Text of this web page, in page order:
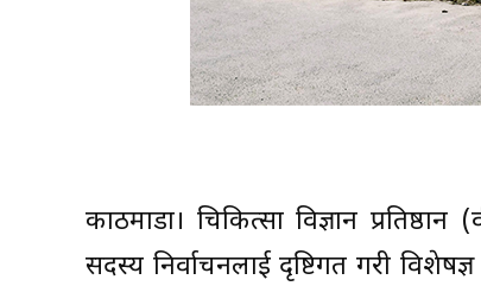
काठमाडौँ। चिकित्सा विज्ञान
सदस्य निर्वाचनलाई दृष्टिगत गरी